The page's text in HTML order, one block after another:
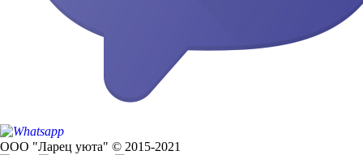
ООО "Ларец уюта" © 2015-2021